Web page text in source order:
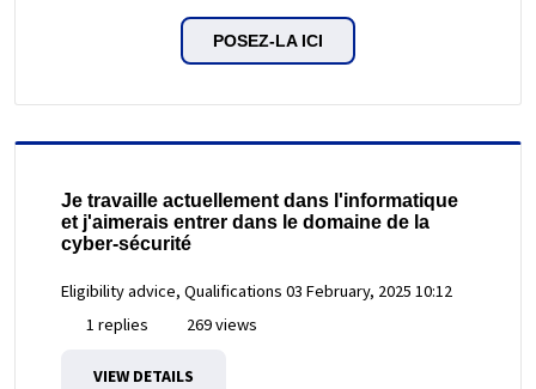
POSEZ-LA ICI
Je travaille actuellement dans l'informatique
et j'aimerais entrer dans le domaine de la
cyber-sécurité
Eligibility advice, Qualifications 03 February, 2025 10:12
1 replies
269 views
VIEW DETAILS